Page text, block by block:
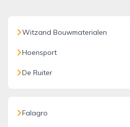
Witzand Bouwmaterialen
Hoensport
De Ruiter
Falagro